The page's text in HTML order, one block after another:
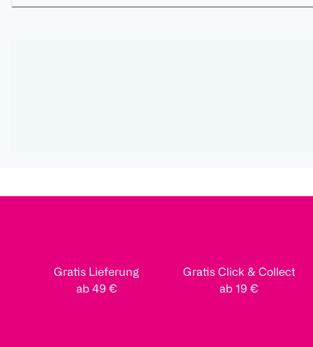
Gratis Lieferung
ab 49 €
Gratis Click & Collect
ab 19 €